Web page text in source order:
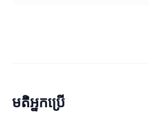
មតិអ្នកប្រើ